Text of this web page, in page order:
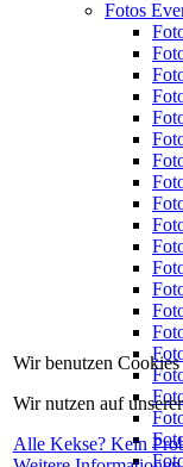
Fotos
Wir benutzen Cookies
Wir nutzen auf
Alle Kekse? Kein